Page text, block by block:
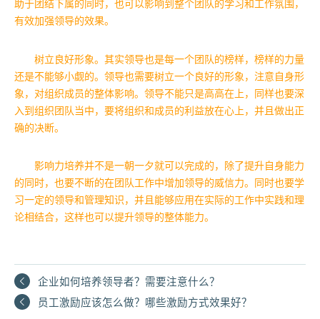
助于团结下属的同时，也可以影响到整个团队的学习和工作氛围，
有效加强领导的效果。
树立良好形象。其实领导也是每一个团队的榜样，榜样的力量
还是不能够小觑的。领导也需要树立一个良好的形象，注意自身形
象，对组织成员的整体影响。领导不能只是高高在上，同样也要深
入到组织团队当中，要将组织和成员的利益放在心上，并且做出正
确的决断。
影响力培养并不是一朝一夕就可以完成的，除了提升自身能力
的同时，也要不断的在团队工作中增加领导的威信力。同时也要学
习一定的领导和管理知识，并且能够应用在实际的工作中实践和理
论相结合，这样也可以提升领导的整体能力。
企业如何培养领导者？需要注意什么？
员工激励应该怎么做？哪些激励方式效果好？